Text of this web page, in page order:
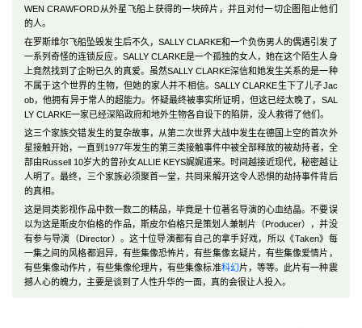
WEN CRAWFORD从外星飞船上获得的一块碎片，并且对付一切企图阻止他们
的人。
在罗斯维尔飞船坠毁发生后不久，SALLY CLARKE和一个负伤男人的偶遇引发了
一系列奇怪的连锁反应。SALLY CLARKE是一个孤独的女人，她在这个陌生人身
上竟然找到了企盼已久的真爱。虽然SALLY CLARKE深信和她发生关系的是一种
不属于这个世界的生物，但她的家人并不相信。SALLY CLARKE生下了儿子Jac
ob，他拥有异于常人的超能力。怀疑最终被事实所证明，但这已经太晚了，SAL
LY CLARKE一家已经深陷政府和地外生物各自设下的陷阱，没人救得了他们。
这三个家族交错发生的复杂故事，从第二次世界大战中发生在德国上空的首次外
星接触开始，一直到1977年发生的第三类接触事件中被全部释放的被劫持者，全
部由Russell 10岁大的曾孙女ALLIE KEYS娓娓道来。时间越接近现代，秘密越让
人明了。最终，三个家族必须聚首一堂，共同来解开这令人恐惧的劫持事件背后
的真相。
这是同类影视作品中数一数二的精品，毕竟是十位著名导演的心血结晶。不要误
以为这是斯皮尔伯格的作品，斯皮尔伯格只是策划人兼制片（Producer），并没
有参与导演（Director）。这十位导演都有自己的拿手好戏，所以《Taken》每
一集之间的风格都迥异，有些集像恐怖片，有些集像玄疑片，有些集像爱情片，
有些集像动作片，有些集像伦理片，有些集像标准科幻片，等等。此片有一种震
撼人心的魄力，主要是谈到了人性升华的一面，真的会很让人投入。